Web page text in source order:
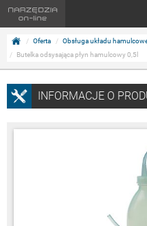
Oferta Obsługa układu
Butelka odsysająca płyn hamulcowy 0,5l
INFORMACJE O